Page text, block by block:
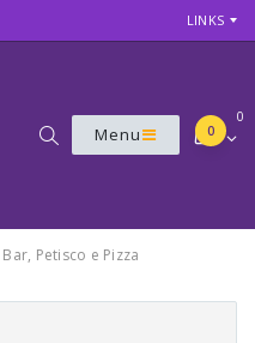
LINKS
Menu
0
0
Bar, Petisco e Pizza